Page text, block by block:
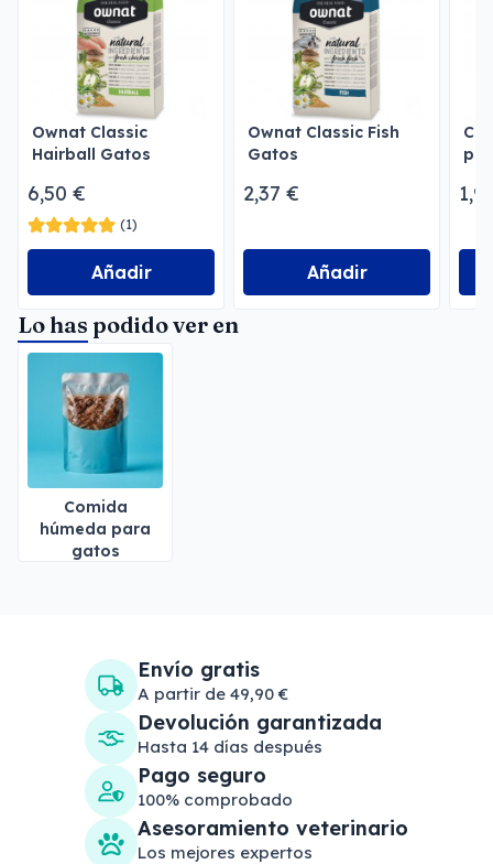
Ownat Classic
Hairball Gatos
6,50 €
(1)
Añadir
Ownat Classic Fish
Gatos
2,37 €
Añadir
Lo has podido ver en
Comida
húmeda para
gatos
Envío gratis
A partir de 49,90 €
Devolución garantizada
Hasta 14 días después
Pago seguro
100% comprobado
Asesoramiento veterinario
Los mejores expertos